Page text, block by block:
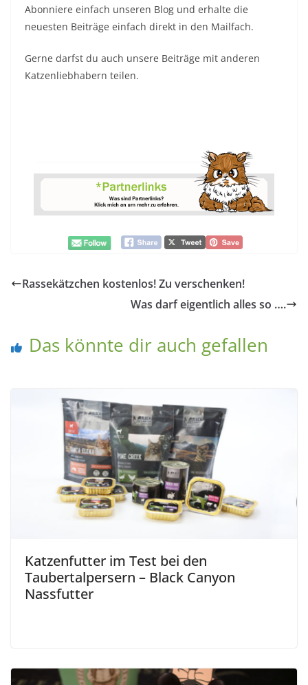
Abonniere einfach unseren Blog und erhalte die
neuesten Beiträge einfach direkt in den Mailfach.
Gerne darfst du auch unsere Beiträge mit anderen
Katzenliebhabern teilen.
Rassekätzchen kostenlos! Zu verschenken!
Was darf eigentlich alles so ….
Das könnte dir auch gefallen
Katzenfutter im Test bei den
Taubertalpersern – Black Canyon
Nassfutter